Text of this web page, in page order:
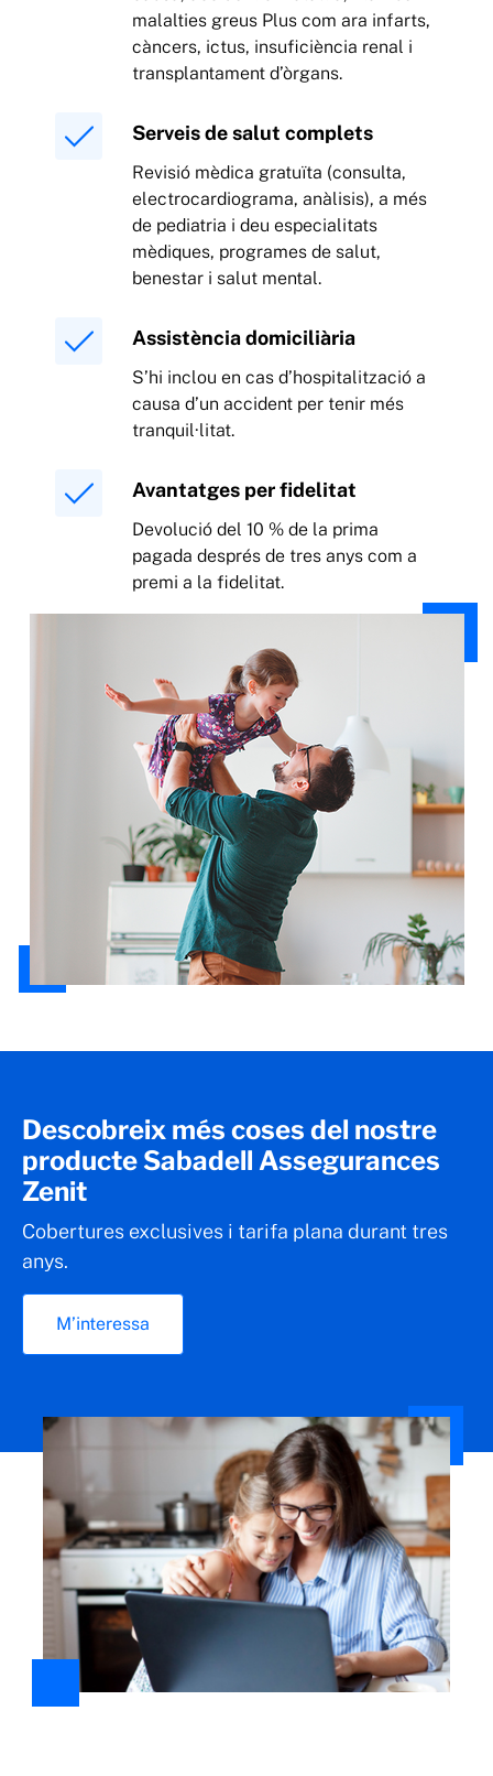
malalties greus Plus com ara infarts,
càncers, ictus, insuficiència renal i
transplantament d’òrgans.
Serveis de salut complets
Revisió mèdica gratuïta (consulta,
electrocardiograma, anàlisis), a més
de pediatria i deu especialitats
mèdiques, programes de salut,
benestar i salut mental.
Assistència domiciliària
S’hi inclou en cas d’hospitalització a
causa d’un accident per tenir més
tranquil·litat.
Avantatges per fidelitat
Devolució del 10 % de la prima
pagada després de tres anys com a
premi a la fidelitat.
Descobreix més coses del nostre
producte Sabadell Assegurances
Zenit
Cobertures exclusives i tarifa plana durant tres
anys.
M’interessa